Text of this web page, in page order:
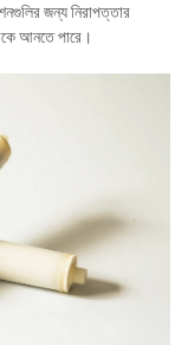
জন্য নিরাপত্তার
আনতে পারে।